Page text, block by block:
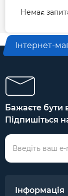
Немає
Інтернет-
Бажаєте бути
Підпишіться
Інформація